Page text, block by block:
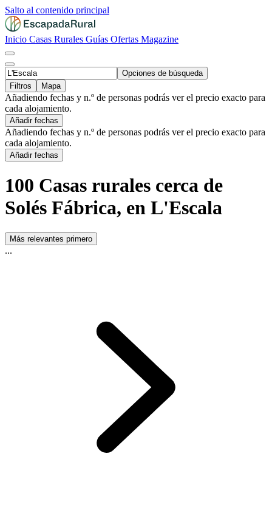
Salto al contenido principal
Inicio Casas Rurales Guías Ofertas Magazine
Opciones de búsqueda
Filtros
Mapa
Añadiendo fechas y n.º de personas podrás ver el precio exacto para
cada alojamiento.
Añadir fechas
Añadiendo fechas y n.º de personas podrás ver el precio exacto para
cada alojamiento.
Añadir fechas
100 Casas rurales cerca de
Solés Fábrica, en L'Escala
Más relevantes primero
...